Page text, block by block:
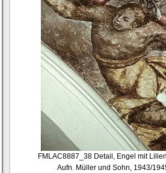
FMLAC8887_38 Detail, Engel mit
Aufn. Müller und Sohn, 1943/